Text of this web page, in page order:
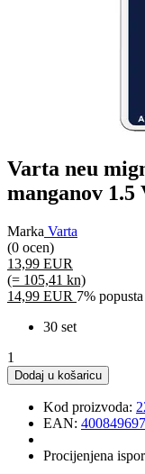
Varta neu
manganov 1.5
Marka Varta
(0 ocen)
13,99 EUR
(= 105,41 kn)
14,99 EUR 7% popusta
30 set
1
Dodaj u košaricu
Kod proizvoda:
EAN:
Procijenjena